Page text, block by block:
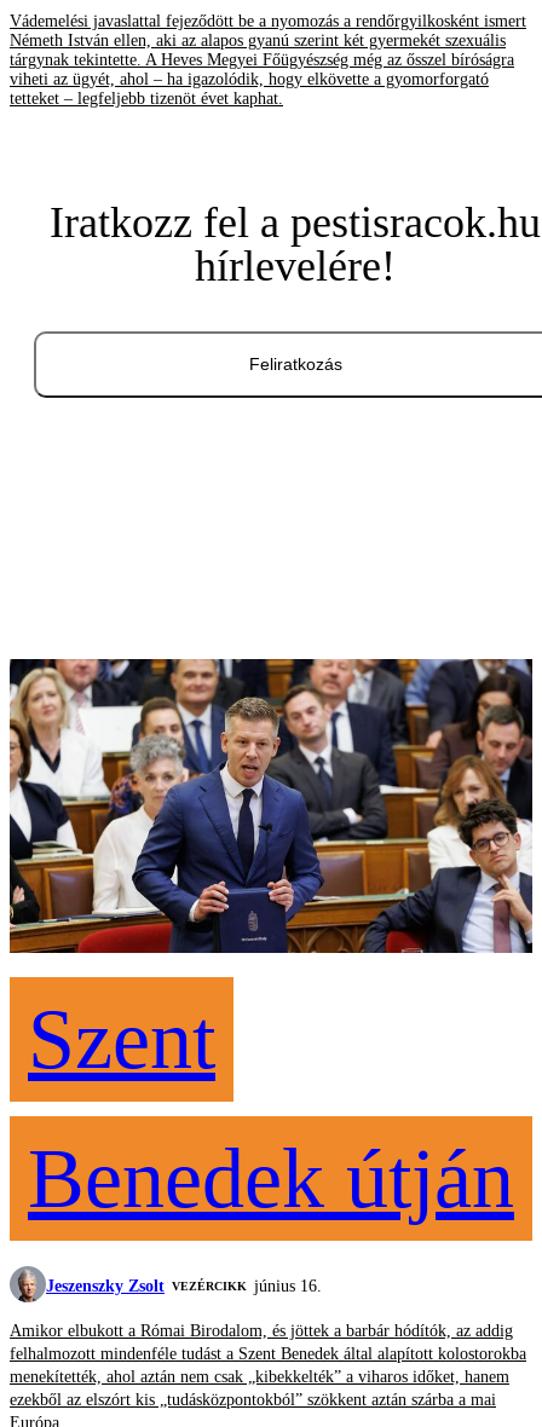
Vádemelési javaslattal fejeződött be a nyomozás a rendőrgyilkosként ismert
Németh István ellen, aki az alapos gyanú szerint két gyermekét szexuális
tárgynak tekintette. A Heves Megyei Főügyészség még az ősszel bíróságra
viheti az ügyét, ahol – ha igazolódik, hogy elkövette a gyomorforgató
tetteket – legfeljebb tizenöt évet kaphat.
Iratkozz fel a pestisracok.hu
hírlevelére!
Feliratkozás
Szent
Benedek útján
Jeszenszky Zsolt VEZÉRCIKK június 16.
Amikor elbukott a Római Birodalom, és jöttek a barbár hódítók, az addig
felhalmozott mindenféle tudást a Szent Benedek által alapított kolostorokba
menekítették, ahol aztán nem csak „kibekkelték” a viharos időket, hanem
ezekből az elszórt kis „tudásközpontokból” szökkent aztán szárba a mai
Európa.